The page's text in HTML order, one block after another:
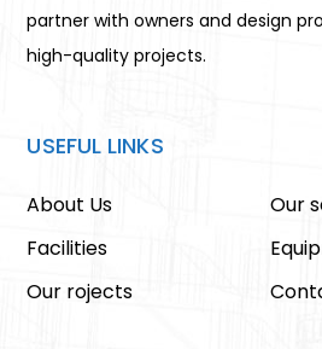
partner with owners and design
high-quality projects.
USEFUL LINKS
About Us
Our
Facilities
Our rojects